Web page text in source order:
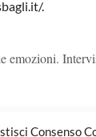
Consenso
.
emozioni.